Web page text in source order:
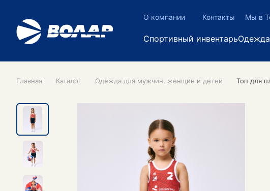
О компании Контакты Мы в
Спортивный инвентарьОдежда
Главная Каталог Одежда для мужчин, женщин и детей Топ для